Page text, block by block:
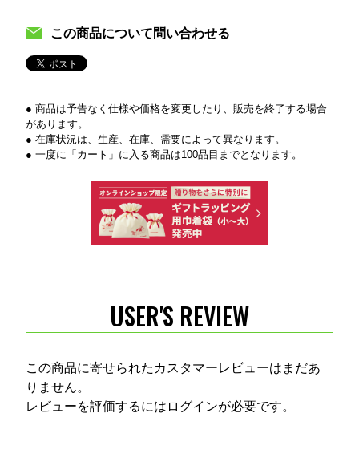
この商品について問い合わせる
● 商品は予告なく仕様や価格を変更したり、販売を終了する場合
があります。
● 在庫状況は、生産、在庫、需要によって異なります。
● 一度に「カート」に入る商品は100品目までとなります。
USER'S REVIEW
この商品に寄せられたカスタマーレビューはまだあ
りません。
レビューを評価するには ログインが必要です。